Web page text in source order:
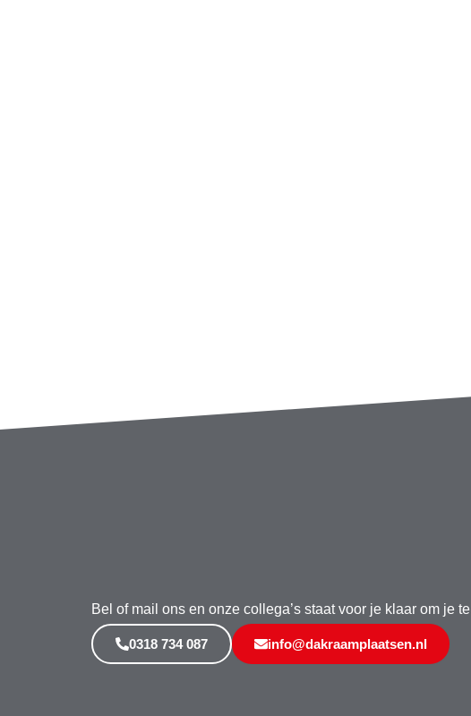
Bel of mail ons en onze collega’s staat voor je klaar om je
0318 734 087 info@dakraamplaatsen.nl